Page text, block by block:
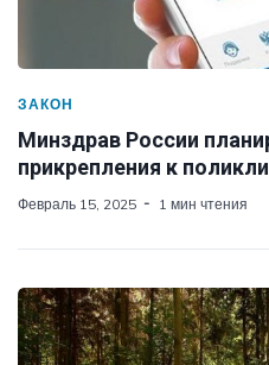
ЗАКОН
Минздрав России
прикрепления к
Февраль 15, 2025 1 мин чтения